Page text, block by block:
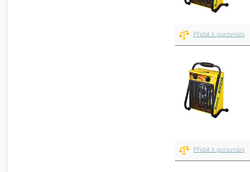
Přidat k porovnání
Přidat k porovnání